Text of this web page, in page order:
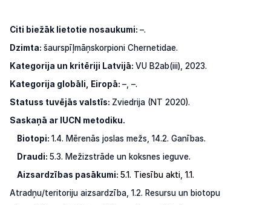
Citi biežāk lietotie nosaukumi: –.
Dzimta: šaurspīļmāņskorpioni Chernetidae.
Kategorija un kritēriji Latvijā: VU B2ab(iii), 2023.
Kategorija globāli, Eiropā: –, –.
Statuss tuvējās valstīs: Zviedrija (NT 2020).
Saskaņā ar IUCN metodiku.
Biotopi: 1.4. Mērenās joslas mežs, 14.2. Ganības.
Draudi: 5.3. Mežizstrāde un koksnes ieguve.
Aizsardzības pasākumi: 5.1. Tiesību akti 1.1.
Atradņu/teritoriju aizsardzība, 1.2. Resursu un biotopu